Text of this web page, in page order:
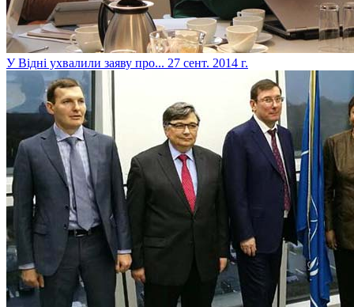
У Відні ухвалили заяву про... 27 сент. 2014 г.